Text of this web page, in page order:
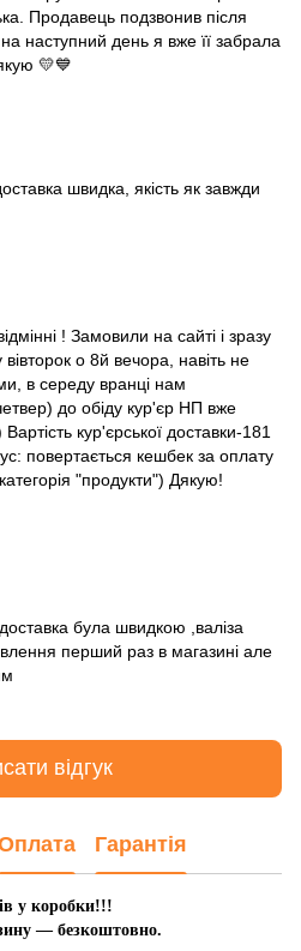
Продавець подзвонив після
наступний день я вже її забрала
💛💙
швидка, якість як завжди
! Замовили на сайті і зразу
о 8й вечора, навіть не
в середу вранці нам
до обіду кур'єр НП вже
кур'єрської доставки-181
повертається кешбек за оплату
"продукти") Дякую!
була швидкою ,валіза
перший раз в магазині але
відгук
Гарантія
у коробки!!!
— безкоштовно.